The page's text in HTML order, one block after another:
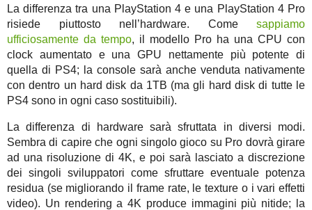
La differenza tra una PlayStation 4 e una PlayStation 4 Pro
risiede piuttosto nell’hardware. Come sappiamo
ufficiosamente da tempo, il modello Pro ha una CPU con
clock aumentato e una GPU nettamente più potente di
quella di PS4; la console sarà anche venduta nativamente
con dentro un hard disk da 1TB (ma gli hard disk di tutte le
PS4 sono in ogni caso sostituibili).
La differenza di hardware sarà sfruttata in diversi modi.
Sembra di capire che ogni singolo gioco su Pro dovrà girare
ad una risoluzione di 4K, e poi sarà lasciato a discrezione
dei singoli sviluppatori come sfruttare eventuale potenza
residua (se migliorando il frame rate, le texture o i vari effetti
video). Un rendering a 4K produce immagini più nitide; la